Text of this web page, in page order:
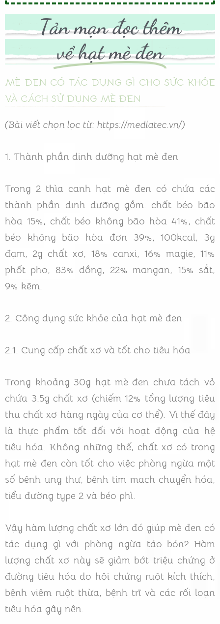
Tản mạn đọc thêm
về hạt mè đen
MÈ ĐEN CÓ TÁC DỤNG GÌ CHO SỨC KHỎE
VÀ CÁCH SỬ DỤNG MÈ ĐEN
(Bài viết chọn lọc từ: https://medlatec.vn/)
1. Thành phần dinh dưỡng hạt mè đen
Trong 2 thìa canh hạt mè đen có chứa các
thành phần dinh dưỡng gồm: chất béo bão
hòa 15%, chất béo không bão hòa 41%, chất
béo không bão hòa đơn 39%, 100kcal, 3g
đạm, 2g chất xơ, 18% canxi, 16% magie, 11%
phốt pho, 83% đồng, 22% mangan, 15% sắt,
9% kẽm.
2. Công dụng sức khỏe của hạt mè đen
2.1. Cung cấp chất xơ và tốt cho tiêu hóa
Trong khoảng 30g hạt mè đen chưa tách vỏ
chứa 3.5g chất xơ (chiếm 12% tổng lượng tiêu
thụ chất xơ hàng ngày của cơ thể). Vì thế đây
là thực phẩm tốt đối với hoạt động của hệ
tiêu hóa. Không những thế, chất xơ có trong
hạt mè đen còn tốt cho việc phòng ngừa một
số bệnh ung thư, bệnh tim mạch chuyển hóa,
tiểu đường type 2 và béo phì.
Vậy hàm lượng chất xơ lớn đó giúp mè đen có
tác dụng gì với phòng ngừa táo bón? Hàm
lượng chất xơ này sẽ giảm bớt triệu chứng ở
đường tiêu hóa do hội chứng ruột kích thích,
bệnh viêm ruột thừa, bệnh trĩ và các rối loạn
tiêu hóa gây nên.